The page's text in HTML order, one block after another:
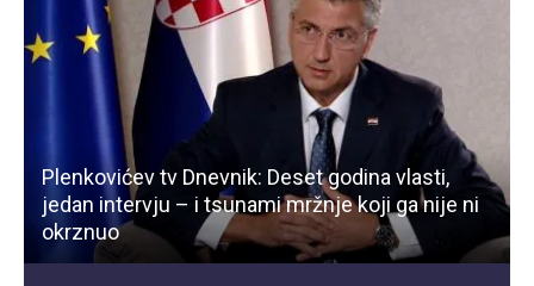
Plenkovićev tv Dnevnik: Deset godina vlasti,
jedan intervju – i tsunami mržnje koji ga nije ni
okrznuo